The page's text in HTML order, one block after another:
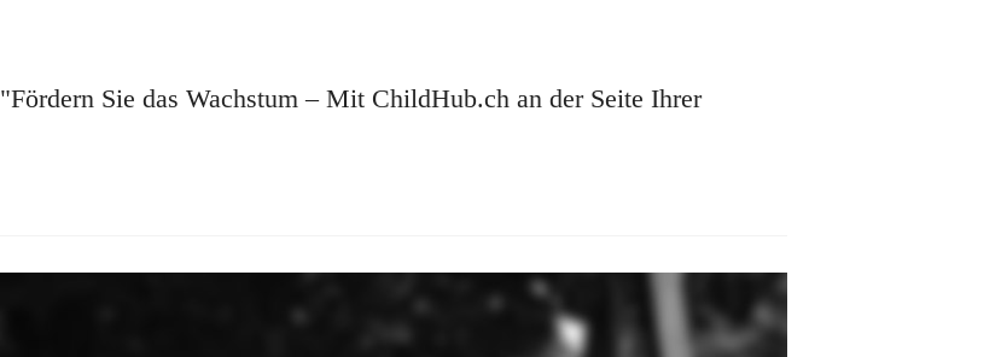
"Fördern Sie das Wachstum – Mit ChildHub.ch an der Seite Ihrer